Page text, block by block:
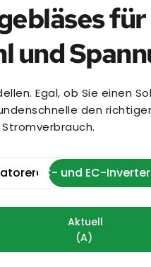
und
Egal, ob Sie einen
den
Stromverbrauch.
DC- und EC-
Aktuell
(A)